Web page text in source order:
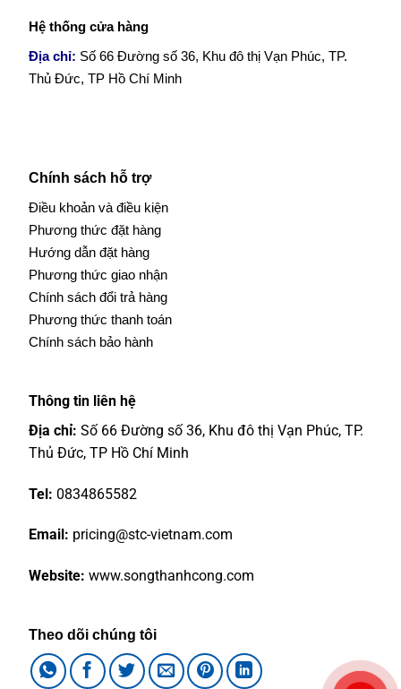
Hệ thống cửa hàng
Địa chỉ: Số 66 Đường số 36, Khu đô thị Vạn Phúc, TP.
Thủ Đức, TP Hồ Chí Minh
Chính sách hỗ trợ
Điều khoản và điều kiện
Phương thức đặt hàng
Hướng dẫn đặt hàng
Phương thức giao nhận
Chính sách đổi trả hàng
Phương thức thanh toán
Chính sách bảo hành
Thông tin liên hệ
Địa chỉ: Số 66 Đường số 36, Khu đô thị Vạn Phúc, TP.
Thủ Đức, TP Hồ Chí Minh
Tel: 0834865582
Email: pricing@stc-vietnam.com
Website:www.songthanhcong.com
Theo dõi chúng tôi